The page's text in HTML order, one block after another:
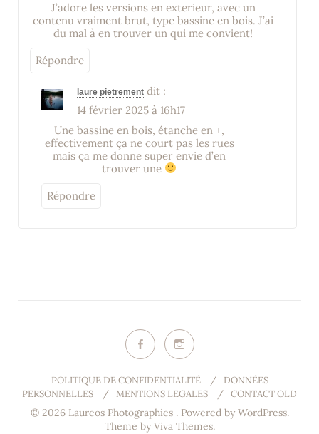
J’adore les versions en exterieur, avec un
contenu vraiment brut, type bassine en bois. J’ai
du mal à en trouver un qui me convient!
Répondre
laure pietrement dit :
14 février 2025 à 16h17
Une bassine en bois, étanche en +,
effectivement ça ne court pas les rues
mais ça me donne super envie d’en
trouver une
Répondre
POLITIQUE DE CONFIDENTIALITÉ /
DONNÉES
PERSONNELLES
/ MENTIONS LEGALES / CONTACT OLD
© 2026 Laureos Photographies . Powered by WordPress.
Theme by Viva Themes.